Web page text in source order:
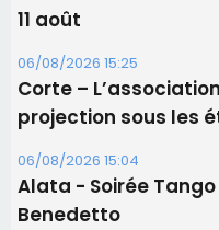
11 août
06/08/2026 15:25
Corte –
projection sous les
06/08/2026 15:04
Alata - Soirée
Benedetto